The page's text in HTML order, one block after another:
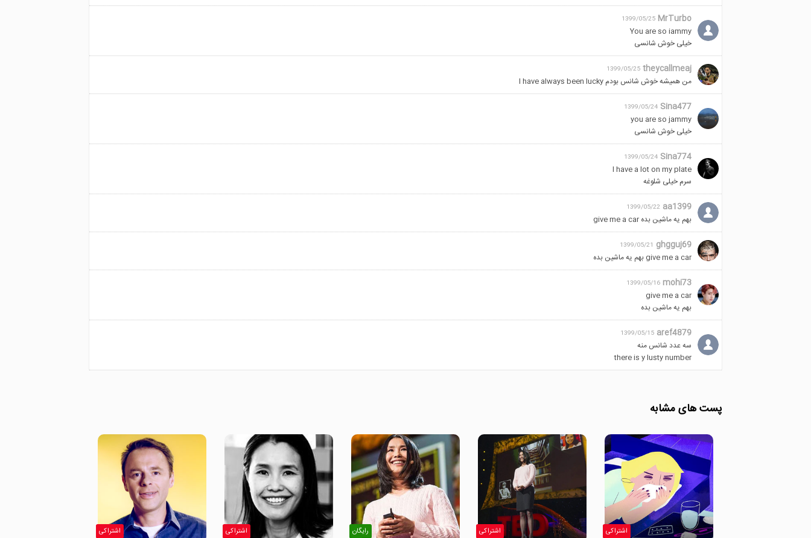
MrTurbo
1399/05/25
You are so iammy
خیلی خوش شانسی
theycallmeaj
1399/05/25
من همیشه خوش شانس بودم I have always been lucky
Sina477
1399/05/24
you are so jammy
خیلی خوش شانسی
Sina774
1399/05/24
I have a lot on my plate
سرم‌ خیلی شلوغه
aa1399
1399/05/22
بهم یه ماشین بده give me a car
ghgguj69
1399/05/21
give me a car بهم یه ماشین بده
mohi73
1399/05/16
give me a car
بهم یه ماشین بده
aref4879
1399/05/15
سه عدد شانس منه
there is y lusty number
پست های مشابه
اشتراکی اشتراکی رایگان اشتراکی اشتراکی